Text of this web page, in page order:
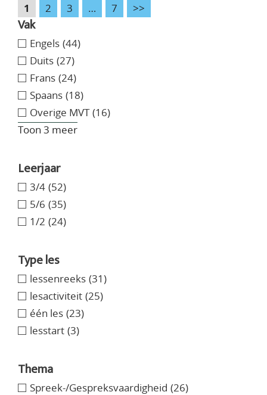
1 2 3 … 7 >>
Vak
Engels (44)
Duits (27)
Frans (24)
Spaans (18)
Overige MVT (16)
Toon 3 meer
Leerjaar
3/4 (52)
5/6 (35)
1/2 (24)
Type les
lessenreeks (31)
lesactiviteit (25)
één les (23)
lesstart (3)
Thema
Spreek-/Gespreksvaardigheid (26)